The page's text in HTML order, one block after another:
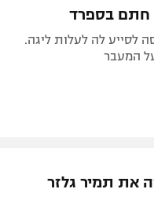
חתם בספרד
לסייע לה לעלות ליגה.
המעבר
את תמיר גלזר